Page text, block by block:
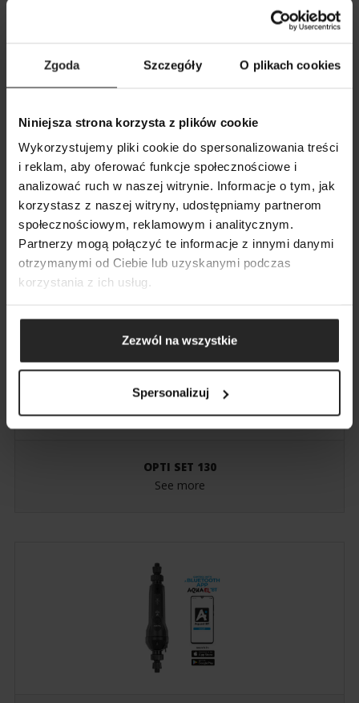
Zgoda Szczegóły O plikach cookies
Niniejsza strona korzysta z plików cookie
Wykorzystujemy pliki cookie do spersonalizowania treści
i reklam, aby oferować funkcje społecznościowe i
analizować ruch w naszej witrynie. Informacje o tym, jak
korzystasz z naszej witryny, udostępniamy partnerom
społecznościowym, reklamowym i analitycznym.
Partnerzy mogą połączyć te informacje z innymi danymi
otrzymanymi od Ciebie lub uzyskanymi podczas
korzystania z ich usług.
Zezwól na wszystkie
Spersonalizuj
ULTRAMAX BT
Smart Filtration Made Easy
OPTI SET 130
See more
SEARCH